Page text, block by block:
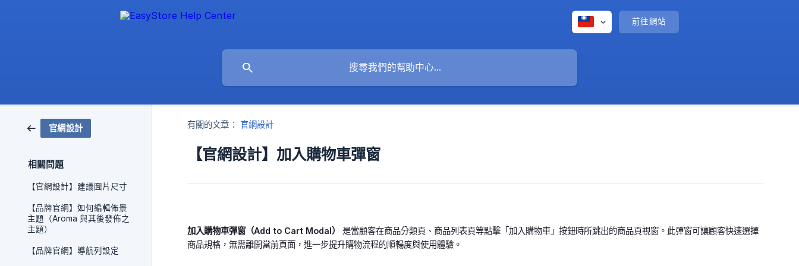
前往網站
官網設計
相關問題
【官網設計】建議圖片尺寸
【品牌官網】如何編輯佈景
主題（Aroma 與其後發佈之
主題）
【品牌官網】導航列設定
有關的文章： 官網設計
【官網設計】加入購物車彈窗
加入購物車彈窗（Add to Cart Modal）
是當顧客在商品分類頁、商品列表頁等點擊「加入購物車」按鈕時所跳出的商品頁視窗。此彈窗可讓顧客快速選擇
商品規格，無需離開當前頁面，進一步提升購物流程的順暢度與使用體驗。